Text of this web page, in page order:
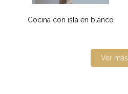
Cocina con isla en blanco
Ver más